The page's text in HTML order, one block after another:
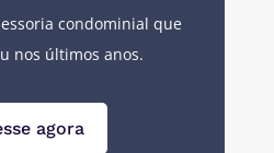
condominial que
nos últimos anos.
agora